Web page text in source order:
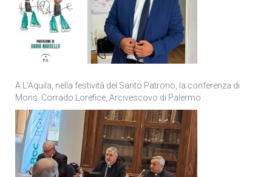
A L’Aquila, nella festività del Santo Patrono, la conferenza di
Mons. Corrado Lorefice, Arcivescovo di Palermo